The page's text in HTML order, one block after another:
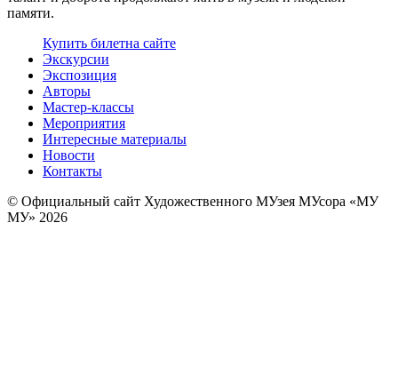
памяти.
Купить билетна сайте
Экскурсии
Экспозиция
Авторы
Мастер-классы
Мероприятия
Интересные материалы
Новости
Контакты
© Официальный сайт Художественного МУзея МУсора «МУ
МУ» 2026